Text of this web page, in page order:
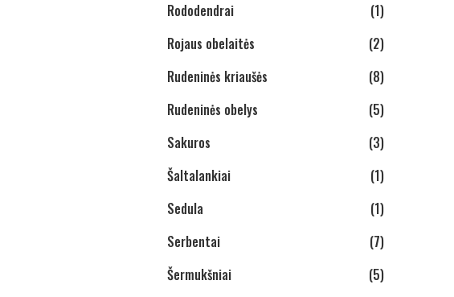
Rododendrai
(1)
Rojaus obelaitės
(2)
Rudeninės kriaušės
(8)
Rudeninės obelys
(5)
Sakuros
(3)
Šaltalankiai
(1)
Sedula
(1)
Serbentai
(7)
Šermukšniai
(5)